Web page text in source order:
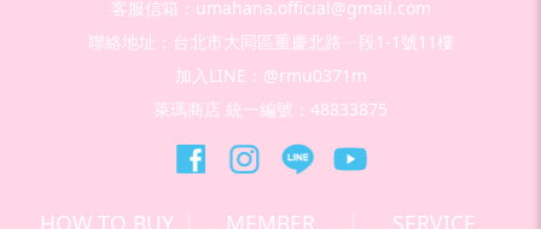
客服信箱：umahana.official@gmail.com
聯絡地址：台北市大同區重慶北路ㄧ段1-1號11樓
加入LINE：@rmu0371m
萊瑪商店 統一編號：48833875